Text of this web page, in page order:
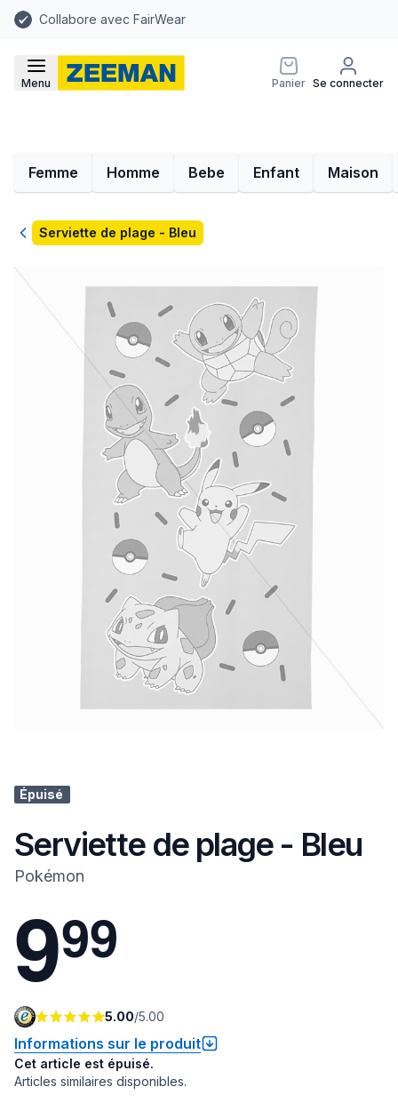
Collabore avec FairWear
Menu Panier Se connecter
Femme Homme Bebe Enfant Maison
RetourServiette de plage - Bleu
Épuisé
Serviette de plage - Bleu
Pokémon
999
5.00/5.00
Informations sur le produit
Cet article est épuisé.
Articles similaires disponibles.